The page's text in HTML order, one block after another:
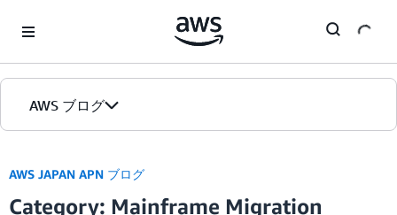
AWS ブログ
カテゴリ
AWS JAPAN APN ブログ
Category: Mainframe Migration